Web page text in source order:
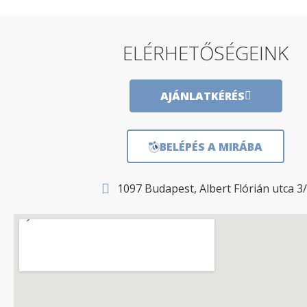
ELÉRHETŐSÉGEINK
AJÁNLATKÉRÉS
BELÉPÉS A MIRÁBA
1097 Budapest, Albert Flórián utca